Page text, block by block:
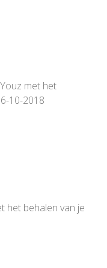
met het
10-2018
het behalen van je